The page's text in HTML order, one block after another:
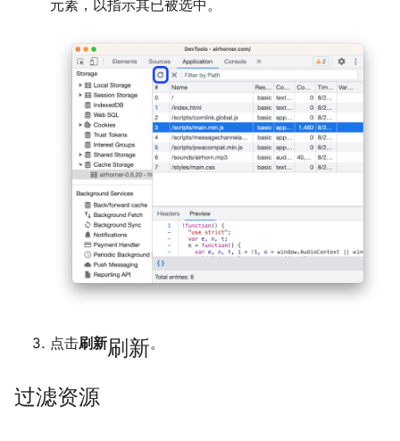
元素，以指示其已被选中。
点击刷新刷新。
过滤资源